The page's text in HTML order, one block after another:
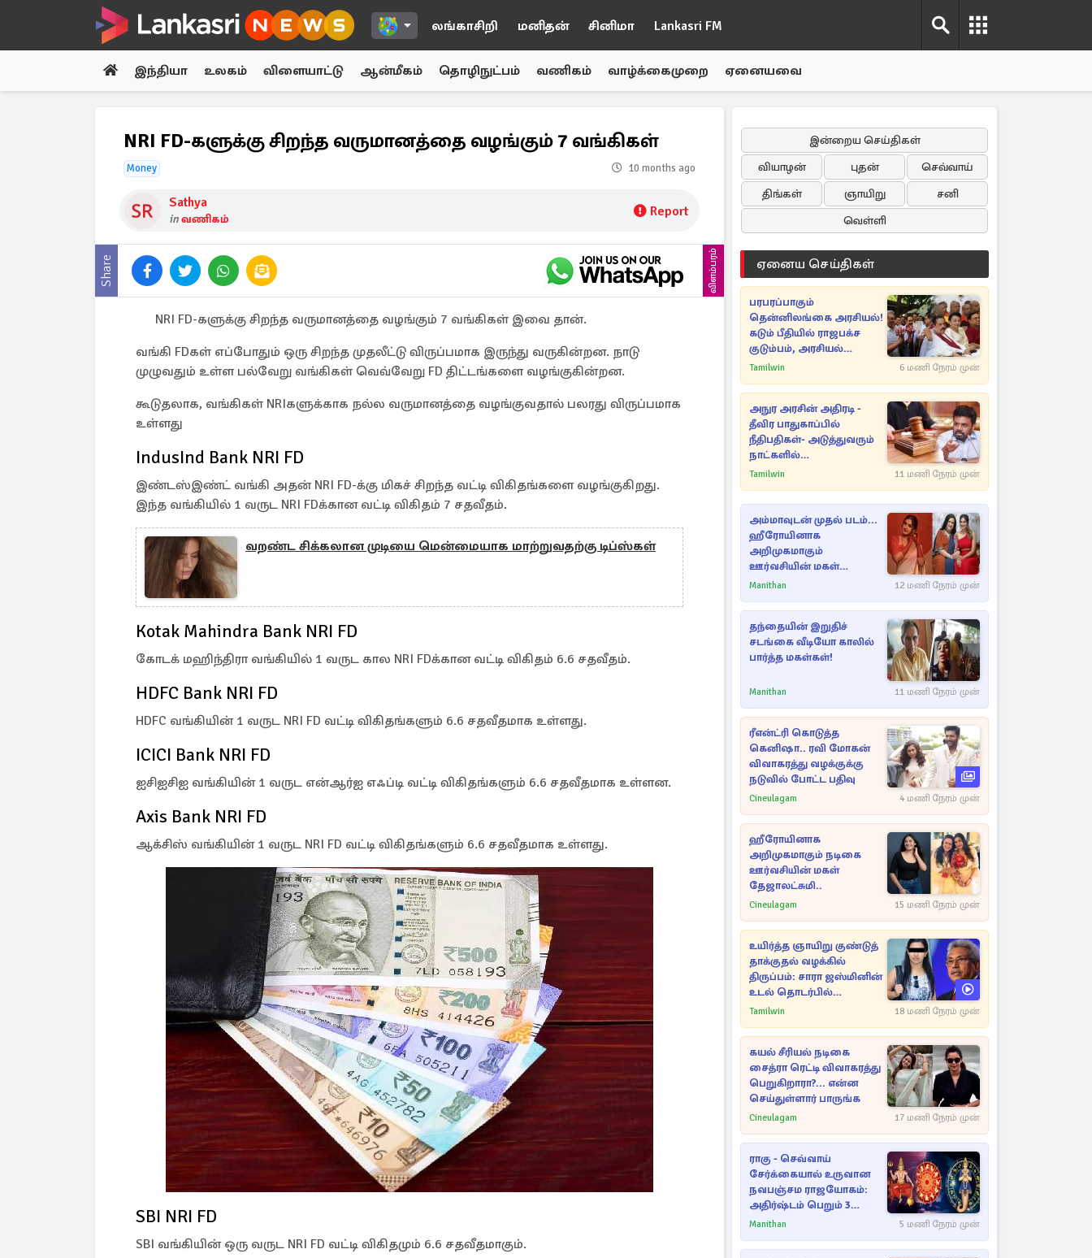
லங்காசிறி மனிதன் சினிமா Lankasri FM
இந்தியா உலகம் விளையாட்டு ஆன்மீகம் தொழிநுட்பம் வணிகம் வாழ்க்கைமுறை ஏனையவை
NRI FD-களுக்கு சிறந்த வருமானத்தை வழங்கும் 7 வங்கிகள்
Money 10 months ago
Sathya
inவணிகம் Report
Share விளம்பரம்
NRI FD-களுக்கு சிறந்த வருமானத்தை வழங்கும் 7 வங்கிகள் இவை தான்.
வங்கி FDகள் எப்போதும் ஒரு சிறந்த முதலீட்டு விருப்பமாக இருந்து வருகின்றன. நாடு
முழுவதும் உள்ள பல்வேறு வங்கிகள் வெவ்வேறு FD திட்டங்களை வழங்குகின்றன.
கூடுதலாக, வங்கிகள் NRIகளுக்காக நல்ல வருமானத்தை வழங்குவதால் பலரது விருப்பமாக
உள்ளது
IndusInd Bank NRI FD
இண்டஸ்இண்ட் வங்கி அதன் NRI FD-க்கு மிகச் சிறந்த வட்டி விகிதங்களை வழங்குகிறது.
இந்த வங்கியில் 1 வருட NRI FDக்கான வட்டி விகிதம் 7 சதவீதம்.
வறண்ட சிக்கலான முடியை மென்மையாக மாற்றுவதற்கு டிப்ஸ்கள்
Kotak Mahindra Bank NRI FD
கோடக் மஹிந்திரா வங்கியில் 1 வருட கால NRI FDக்கான வட்டி விகிதம் 6.6 சதவீதம்.
HDFC Bank NRI FD
HDFC வங்கியின் 1 வருட NRI FD வட்டி விகிதங்களும் 6.6 சதவீதமாக உள்ளது.
ICICI Bank NRI FD
ஐசிஐசிஐ வங்கியின் 1 வருட என்ஆர்ஐ எஃப்டி வட்டி விகிதங்களும் 6.6 சதவீதமாக உள்ளன.
Axis Bank NRI FD
ஆக்சிஸ் வங்கியின் 1 வருட NRI FD வட்டி விகிதங்களும் 6.6 சதவீதமாக உள்ளது.
SBI NRI FD
SBI வங்கியின் ஒரு வருட NRI FD வட்டி விகிதமும் 6.6 சதவீதமாகும்.
இன்றைய செய்திகள்
வியாழன்
புதன்
செவ்வாய்
திங்கள்
ஞாயிறு
சனி
வெள்ளி
ஏனைய செய்திகள்
பரபரப்பாகும்
தென்னிலங்கை அரசியல்!
கடும் பீதியில் ராஜபக்ச
குடும்பம், அரசியல்
நட்புகள்
Tamilwin 6 மணி நேரம் முன்
அநுர அரசின் அதிரடி -
தீவிர பாதுகாப்பில்
நீதிபதிகள்- அடுத்துவரும்
நாட்களில்
அம்பலமாகவுள்ள ரகசியம்
Tamilwin 11 மணி நேரம் முன்
அம்மாவுடன் முதல் படம்...
ஹீரோயினாக
அறிமுகமாகும்
ஊர்வசியின் மகள்
தேஜலட்சுமி!
Manithan 12 மணி நேரம் முன்
தந்தையின் இறுதிச்
சடங்கை வீடியோ காலில்
பார்த்த மகள்கள்!
Manithan 11 மணி நேரம் முன்
ரீஎன்ட்ரி கொடுத்த
கெனிஷா.. ரவி மோகன்
விவாகரத்து வழக்குக்கு
நடுவில் போட்ட பதிவு
Cineulagam 4 மணி நேரம் முன்
ஹீரோயினாக
அறிமுகமாகும் நடிகை
ஊர்வசியின் மகள்
தேஜாலட்சுமி..
Cineulagam 15 மணி நேரம் முன்
உயிர்த்த ஞாயிறு குண்டுத்
தாக்குதல் வழக்கில்
திருப்பம்: சாரா ஜஸ்மினின்
உடல் தொடர்பில்
நீதிமன்றத்தில் வெளியான
Tamilwin 18 மணி நேரம் முன்
கயல் சீரியல் நடிகை
சைத்ரா ரெட்டி விவாகரத்து
பெறுகிறாரா?... என்ன
செய்துள்ளார் பாருங்க
Cineulagam 17 மணி நேரம் முன்
ராகு - செவ்வாய்
சேர்க்கையால் உருவான
நவபஞ்சம ராஜயோகம்:
அதிர்ஷ்டம் பெறும் 3
ராசிகள்!
Manithan 5 மணி நேரம் முன்